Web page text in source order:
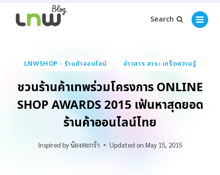
Search
LNWSHOP - ร้านค้าออนไลน์ ข่าวสาร สาระ เกร็ดความรู้
ชวนร้านค้าเทพร่วมโครงการ ONLINE
SHOP AWARDS 2015 เฟ้นหาสุดยอด
ร้านค้าออนไลน์ไทย
Inspired by น้องตะกร้า Updated on May 15, 2015